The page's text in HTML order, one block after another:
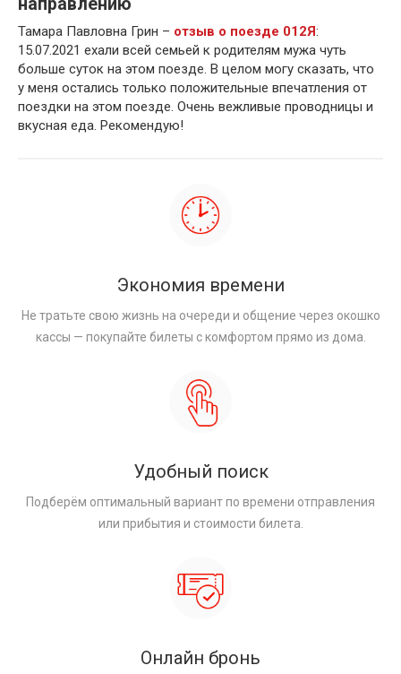
направлению
Тамара Павловна Грин – отзыв о поезде 012Я:
15.07.2021 ехали всей семьей к родителям мужа чуть
больше суток на этом поезде. В целом могу сказать, что
у меня остались только положительные впечатления от
поездки на этом поезде. Очень вежливые проводницы и
вкусная еда. Рекомендую!
Экономия времени
Не тратьте свою жизнь на очереди и общение через окошко
кассы — покупайте билеты с комфортом прямо из дома.
Удобный поиск
Подберём оптимальный вариант по времени отправления
или прибытия и стоимости билета.
Онлайн бронь